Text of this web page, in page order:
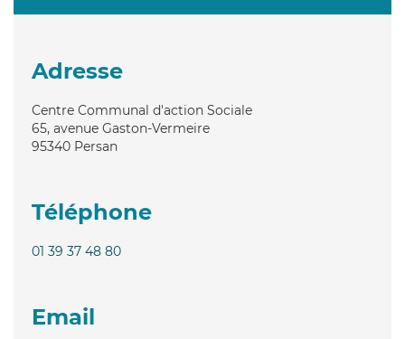
Adresse
Centre Communal d'action Sociale
65, avenue Gaston-Vermeire
95340 Persan
Téléphone
01 39 37 48 80
Email